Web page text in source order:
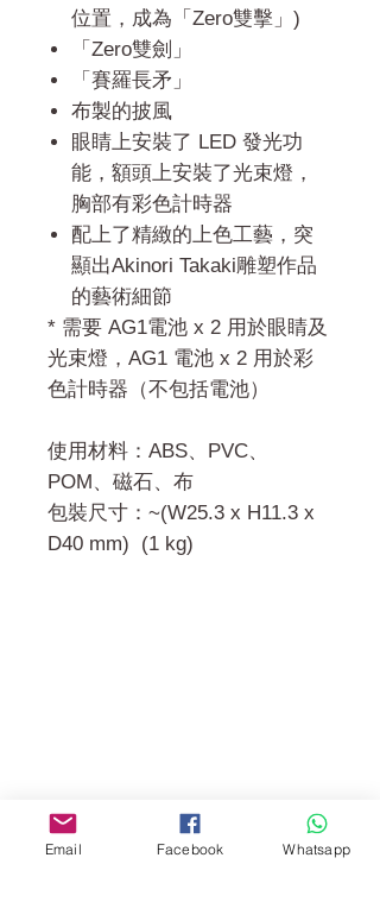
位置，成為「Zero雙擊」)
「Zero雙劍」
「賽羅長矛」
布製的披風
眼睛上安裝了 LED 發光功
能，額頭上安裝了光束燈，
胸部有彩色計時器
配上了精緻的上色工藝，突
顯出Akinori Takaki雕塑作品
的藝術細節
* 需要 AG1電池 x 2 用於眼睛及
光束燈，AG1 電池 x 2 用於彩
色計時器（不包括電池）
使用材料：ABS、PVC、
POM、磁石、布
包裝尺寸：~(W25.3 x H11.3 x
D40 mm) (1 kg)
Address:
Email Facebook Whatsapp